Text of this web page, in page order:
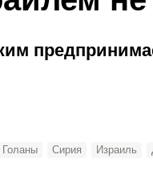
Голаны Сирия Израиль